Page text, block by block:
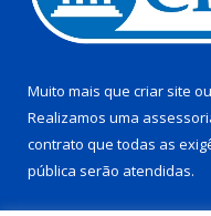
Muito mais que criar site ou
Realizamos uma
contrato que todas as
pública serão atendidas.